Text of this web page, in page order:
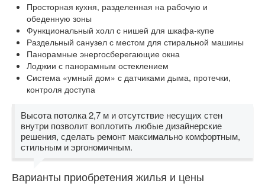
Просторная кухня, разделенная на рабочую и
обеденную зоны
Функциональный холл с нишей для шкафа-купе
Раздельный санузел с местом для стиральной машины
Панорамные энергосберегающие окна
Лоджии с панорамным остеклением
Система «умный дом» с датчиками дыма, протечки,
контроля доступа
Высота потолка 2,7 м и отсутствие несущих стен
внутри позволит воплотить любые дизайнерские
решения, сделать ремонт максимально комфортным,
стильным и эргономичным.
Варианты приобретения жилья и цены